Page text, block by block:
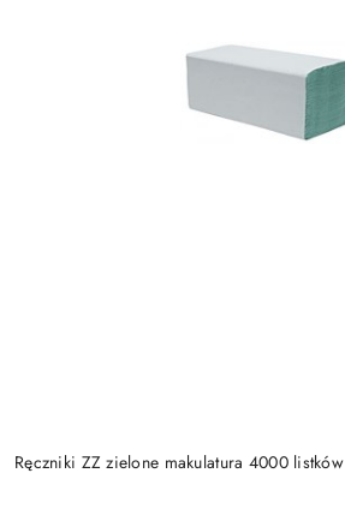
Ręczniki ZZ zielone makulatura 4000 listków